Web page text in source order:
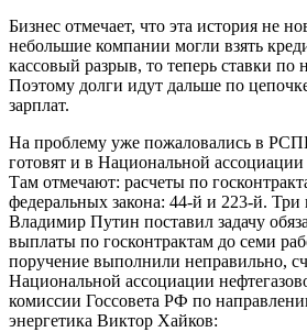
Бизнес отмечает, что эта история не
небольшие компании могли взять
кассовый разрыв, то теперь ставки
Поэтому долги идут дальше по
зарплат.
На проблему уже пожаловались в
готовят и в Национальной ассоциации
Там отмечают: расчеты по
федеральных закона: 44-й и 223-й. Три
Владимир Путин поставил задачу
выплаты по госконтрактам до семи
поручение выполнили неправильно,
Национальной ассоциации
комиссии Госсовета РФ по
энергетика Виктор Хайков: